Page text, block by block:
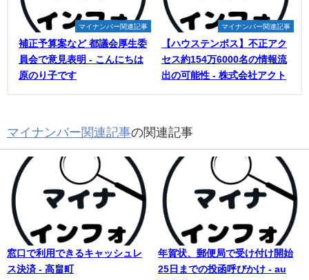
マイナンバー関連記事
補正予算案など 都議会厚生委
員会で意見表明 - こんにちは
原のり子です
マイナンバー関連記事
【ハウステンボス】不正アク
セス約154万6000名の情報流
出の可能性 - 株式会社アクト
マイナンバー関連記事の関連記事
窓口で利用できるキャッシュレ
ス決済 - 高畠町
年賀状、郵便局で受け付け開始
25日までの投函呼びかけ - au